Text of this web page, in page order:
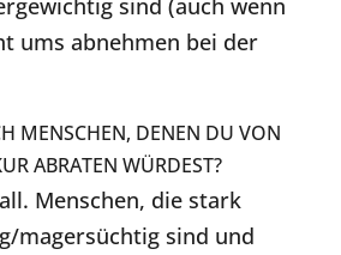
ums abnehmen bei der
MENSCHEN, DENEN DU VON
ABRATEN WÜRDEST?
Menschen, die stark
magersüchtig sind und